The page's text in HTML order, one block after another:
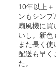
10年以上
ンもシンプ
扇風機に買
いし。新色
また長く使
配送も早く